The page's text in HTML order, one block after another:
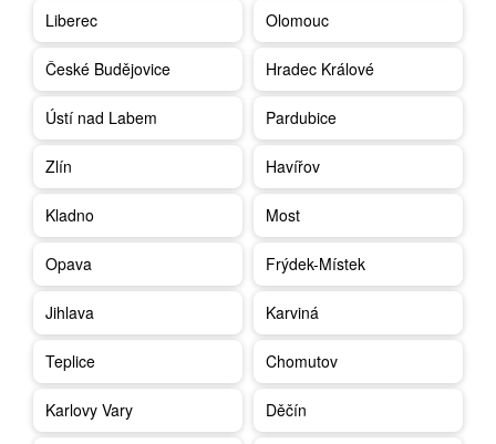
Liberec Olomouc
České Budějovice Hradec Králové
Ústí nad Labem Pardubice
Zlín Havířov
Kladno Most
Opava Frýdek-Místek
Jihlava Karviná
Teplice Chomutov
Karlovy Vary Děčín